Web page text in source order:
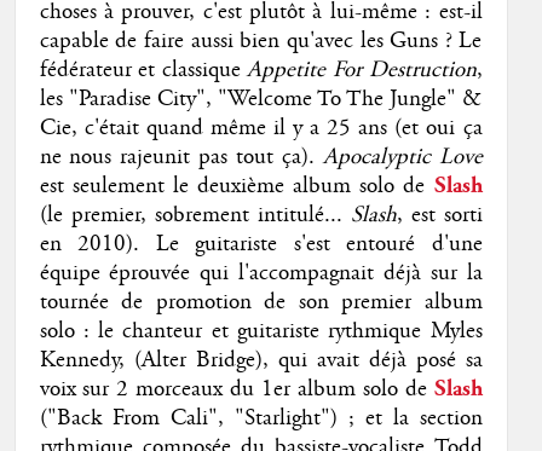
choses à prouver, c'est plutôt à lui-même : est-il
capable de faire aussi bien qu'avec les Guns ? Le
fédérateur et classiqueAppetite For Destruction,
les "Paradise City", "Welcome To The Jungle" &
Cie, c'était quand même il y a 25 ans (et oui ça
ne nous rajeunit pas tout ça). Apocalyptic Love
est seulement le deuxième album solo de Slash
(le premier, sobrement intitulé... Slash, est sorti
en 2010). Le guitariste s'est entouré d'une
équipe éprouvée qui l'accompagnait déjà sur la
tournée de promotion de son premier album
solo : le chanteur et guitariste rythmique Myles
Kennedy, (Alter Bridge), qui avait déjà posé sa
voix sur 2 morceaux du 1er album solo deSlash
("Back From Cali", "Starlight") ; et la section